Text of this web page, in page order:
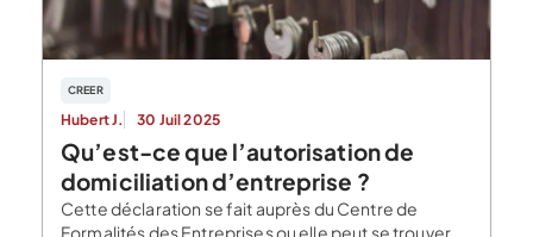
CREER
Hubert J. 30 Juil 2025
Qu’est-ce que l’autorisation de
domiciliation d’entreprise ?
Cette déclaration se fait auprès du Centre de
Formalités des Entreprises ou elle peut se trouver